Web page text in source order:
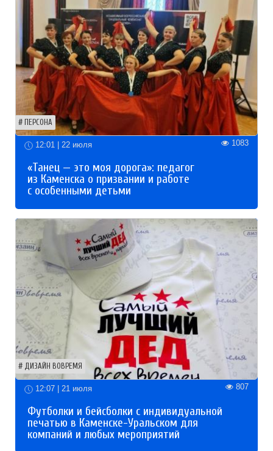
ПЕРСОНА
12:01 | 22 июля 1083
«Танец — это моя дорога»: педагог
из Каменска о призвании и работе
с особенными детьми
ДИЗАЙН ВОВРЕМЯ
12:07 | 21 июля 807
Футболки и бейсболки с индивидуальной
печатью в Каменске-Уральском для
компаний и любых мероприятий